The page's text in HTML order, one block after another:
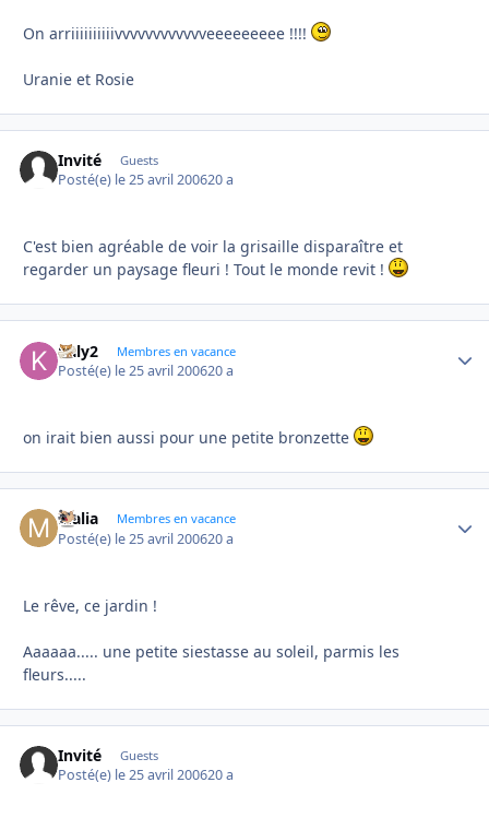
On arriiiiiiiiiivvvvvvvvvvvveeeeeeeee !!!!
Uranie et Rosie
Invité Guests
Posté(e) le 25 avril 200620 a
C'est bien agréable de voir la grisaille disparaître et
regarder un paysage fleuri ! Tout le monde revit !
kaly2 Membres en vacance
Posté(e) le 25 avril 200620 a
on irait bien aussi pour une petite bronzette
Malia Membres en vacance
Posté(e) le 25 avril 200620 a
Le rêve, ce jardin !
Aaaaaa..... une petite siestasse au soleil, parmis les
fleurs.....
Invité Guests
Posté(e) le 25 avril 200620 a